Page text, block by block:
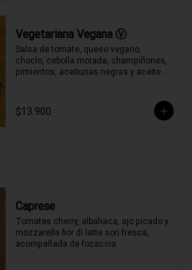
Vegetariana Vegana Ⓥ
Salsa de tomate, queso vegano,
choclo, cebolla morada, champiñones,
pimientos, aceitunas negras y aceite
$13.900
Caprese
Tomates cherry, albahaca, ajo picado y
mozzarella fior di latte sori fresca,
acompañada de focaccia.